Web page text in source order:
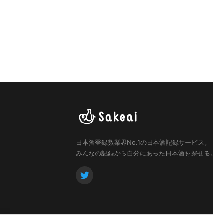
日本酒登録数業界No.1の日本酒記録サービス。
みんなの記録から自分にあった日本酒を探せる。